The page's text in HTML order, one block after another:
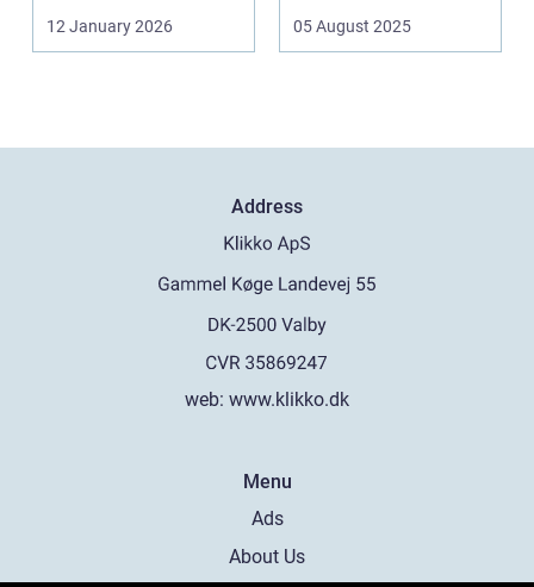
af sk&arin...
12 January 2026 05 August 2025
Address
web: www.klikko.dk
Menu
Ads
About Us